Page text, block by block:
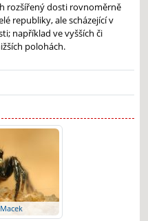
rozšířený dosti rovnoměrně
republiky, ale scházející v
například ve vyšších či
polohách.